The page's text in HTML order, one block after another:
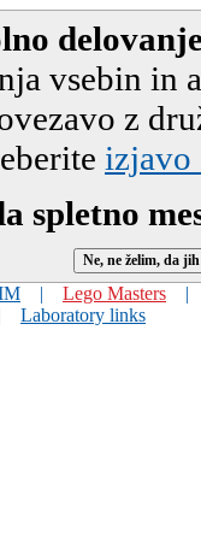
vsebin in
z
izjavo
spletno
| Lego Masters
|
Laboratory links